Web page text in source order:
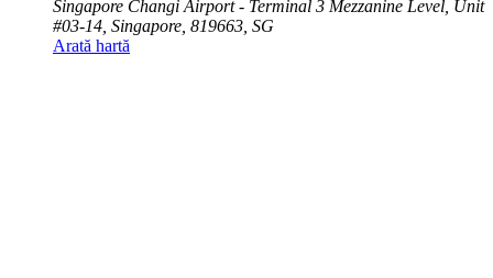
Singapore Changi Airport - Terminal 3 Mezzanine Level, Unit
#03-14, Singapore, 819663, SG
Arată hartă